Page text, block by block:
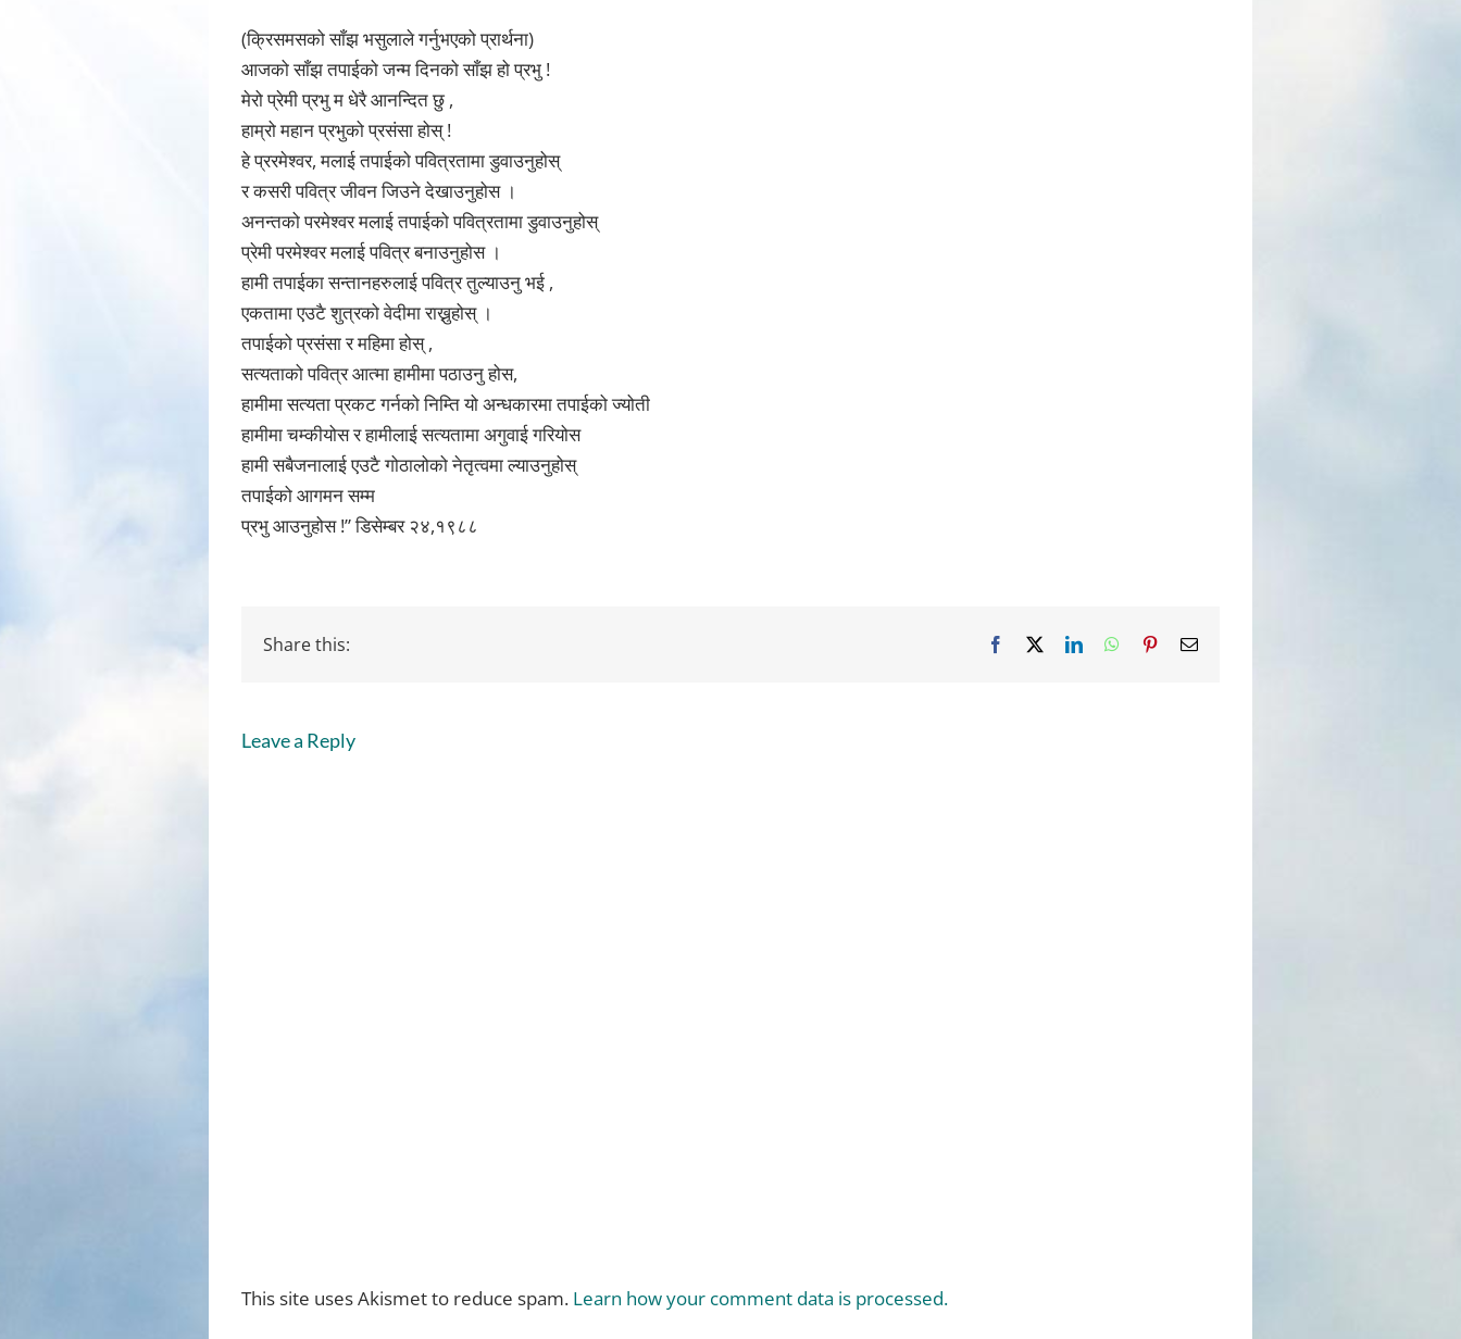
(क्रिसमसको साँझ भसुलाले गर्नुभएको प्रार्थना)
आजको साँझ तपाईको जन्म दिनको साँझ हो प्रभु !
मेरो प्रेमी प्रभु म धेरै आनन्दित छु ,
हाम्रो महान प्रभुको प्रसंसा होस् !
हे प्ररमेश्वर, मलाई तपाईको पवित्रतामा डुवाउनुहोस्
र कसरी पवित्र जीवन जिउने देखाउनुहोस ।
अनन्तको परमेश्वर मलाई तपाईको पवित्रतामा डुवाउनुहोस्
प्रेमी परमेश्वर मलाई पवित्र बनाउनुहोस ।
हामी तपाईका सन्तानहरुलाई पवित्र तुल्याउनु भई ,
एकतामा एउटै शुत्रको वेदीमा राख्नुहोस् ।
तपाईको प्रसंसा र महिमा होस् ,
सत्यताको पवित्र आत्मा हामीमा पठाउनु होस,
हामीमा सत्यता प्रकट गर्नको निम्ति यो अन्धकारमा तपाईको ज्योती
हामीमा चम्कीयोस र हामीलाई सत्यतामा अगुवाई गरियोस
हामी सबैजनालाई एउटै गोठालोको नेतृत्वमा ल्याउनुहोस्
तपाईको आगमन सम्म
प्रभु आउनुहोस !” डिसेम्बर २४,१९८८
Share this: Facebook LinkedInWhatsApp
PinterestEmail
Leave a Reply
This site uses Akismet to reduce spam. Learn how your comment data is processed.